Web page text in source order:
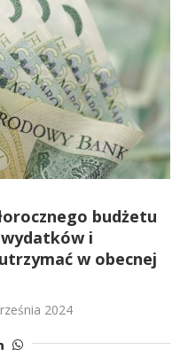
budżetu
i
w obecnej
2024